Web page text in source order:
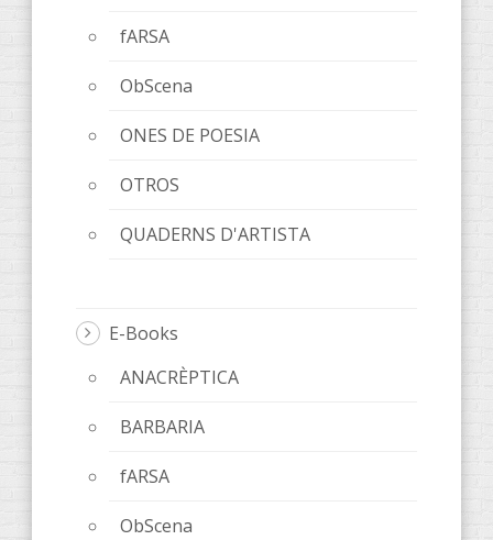
fARSA
ObScena
ONES DE POESIA
OTROS
QUADERNS D'ARTISTA
E-Books
ANACRÈPTICA
BARBARIA
fARSA
ObScena